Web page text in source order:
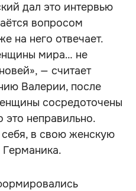
дал это интервью
вопросом
на него отвечает.
мира… не
— считает
Валерии, после
сосредоточены
это неправильно.
себя, в свою женскую
Германика.